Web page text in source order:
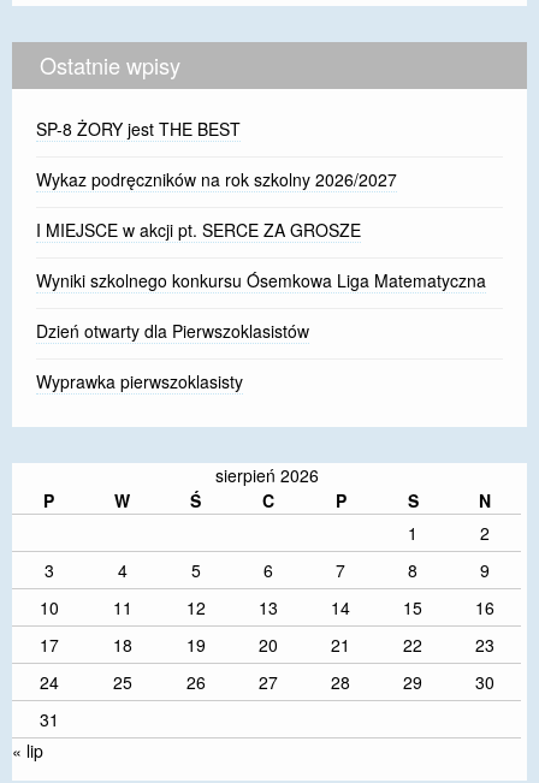
Ostatnie wpisy
SP-8 ŻORY jest THE BEST
Wykaz podręczników na rok szkolny 2026/2027
I MIEJSCE w akcji pt. SERCE ZA GROSZE
Wyniki szkolnego konkursu Ósemkowa Liga Matematyczna
Dzień otwarty dla Pierwszoklasistów
Wyprawka pierwszoklasisty
sierpień 2026
P
W Ś C P S
N
1
2
3
4 5 6 7 8
9
10
11 12 13 14 15
16
17
18 19 20 21 22
23
24
25 26 27 28 29
30
31
« lip